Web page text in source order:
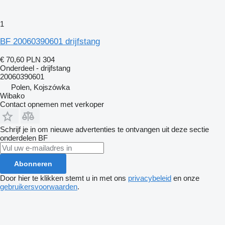
1
BF 20060390601 drijfstang
€ 70,60 PLN 304
Onderdeel - drijfstang
20060390601
Polen, Kojszówka
Wibako
Contact opnemen met verkoper
Schrijf je in om nieuwe advertenties te ontvangen uit deze sectie
onderdelen BF
Abonneren
Door hier te klikken stemt u in met ons privacybeleid en onze
gebruikersvoorwaarden.